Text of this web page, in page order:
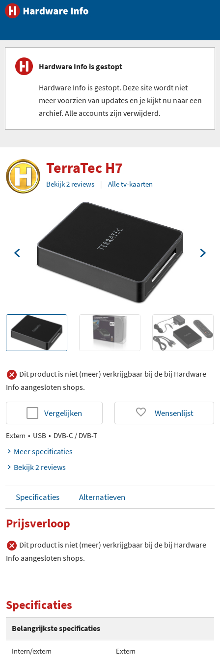
Hardware Info is gestopt
Hardware Info is gestopt. Deze site wordt niet
meer voorzien van updates en je kijkt nu naar een
archief. Alle accounts zijn verwijderd.
TerraTec H7
Bekijk 2 reviews Alle tv-kaarten
Dit product is niet (meer) verkrijgbaar bij de bij Hardware
Info aangesloten shops.
Vergelijken Wensenlijst
Extern USB DVB-C / DVB-T
Meer specificaties
Bekijk 2 reviews
Specificaties Alternatieven
Prijsverloop
Dit product is niet (meer) verkrijgbaar bij de bij Hardware
Info aangesloten shops.
Specificaties
Belangrijkste specificaties
Intern/extern Extern